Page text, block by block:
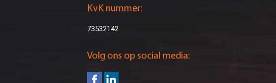
KvK nummer:
73532142
Volg ons op social media: